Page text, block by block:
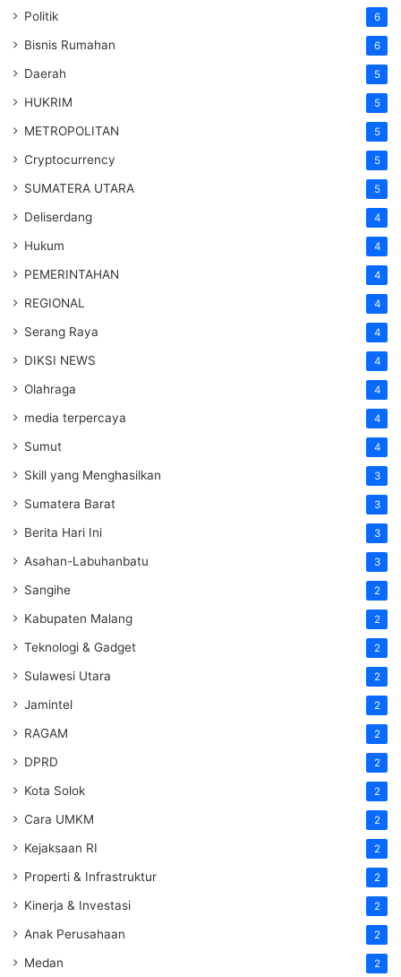
Politik 6
Bisnis Rumahan 6
Daerah 5
HUKRIM 5
METROPOLITAN 5
Cryptocurrency 5
SUMATERA UTARA 5
Deliserdang 4
Hukum 4
PEMERINTAHAN 4
REGIONAL 4
Serang Raya 4
DIKSI NEWS 4
Olahraga 4
media terpercaya 4
Sumut 4
Skill yang Menghasilkan 3
Sumatera Barat 3
Berita Hari Ini 3
Asahan-Labuhanbatu 3
Sangihe 2
Kabupaten Malang 2
Teknologi & Gadget 2
Sulawesi Utara 2
Jamintel 2
RAGAM 2
DPRD 2
Kota Solok 2
Cara UMKM 2
Kejaksaan RI 2
Properti & Infrastruktur 2
Kinerja & Investasi 2
Anak Perusahaan 2
Medan 2